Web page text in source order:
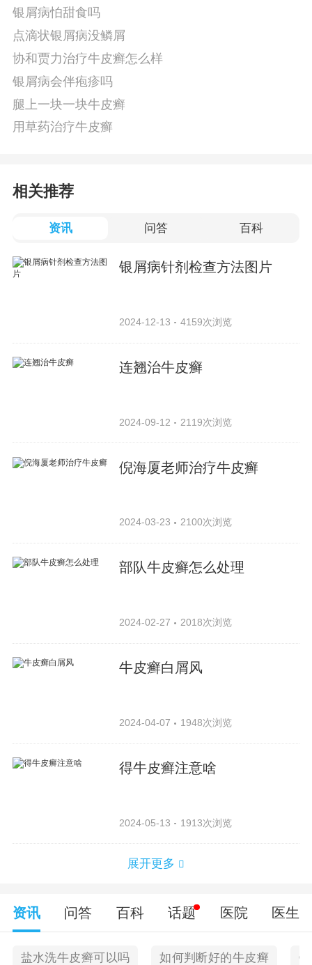
银屑病怕甜食吗
点滴状银屑病没鳞屑
协和贾力治疗牛皮癣怎么样
银屑病会伴疱疹吗
腿上一块一块牛皮癣
用草药治疗牛皮癣
相关推荐
资讯 问答 百科
银屑病针剂检查方法图片
2024-12-13 4159次浏览
连翘治牛皮癣
2024-09-12 2119次浏览
倪海厦老师治疗牛皮癣
2024-03-23 2100次浏览
部队牛皮癣怎么处理
2024-02-27 2018次浏览
牛皮癣白屑风
2024-04-07 1948次浏览
得牛皮癣注意啥
2024-05-13 1913次浏览
展开更多
资讯 问答 百科 话题 医院 医生
盐水洗牛皮癣可以吗 如何判断好的牛皮癣